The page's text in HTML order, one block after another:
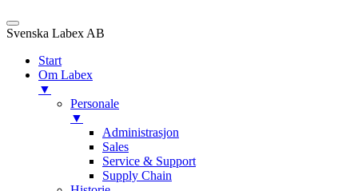
Svenska Labex AB
Start
Om Labex
▼
Personale
▼
Administrasjon
Sales
Service & Support
Supply Chain